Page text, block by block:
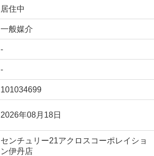
居住中
一般媒介
-
-
101034699
2026年08月18日
センチュリー21アクロスコーポレイショ
ン伊丹店